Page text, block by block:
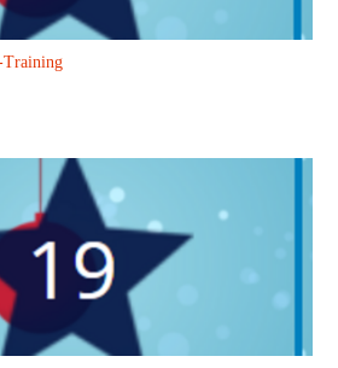
Training